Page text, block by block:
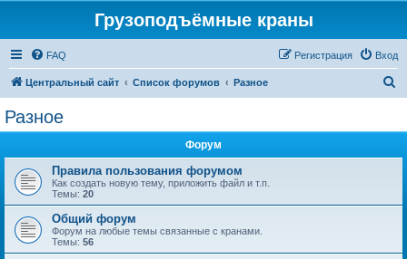
Грузоподъёмные краны
FAQ Вход
Регистрация
Центральный сайт Список форумов Разное
Разное
Форум
Правила пользования форумом
Как создать новую тему, приложить файл и т.п.
Темы: 20
Общий форум
Форум на любые темы связанные с кранами.
Темы: 56